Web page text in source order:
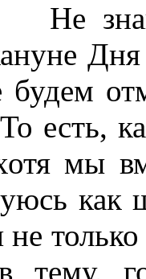
Не
будем
То есть,
мы
как
не
тему,